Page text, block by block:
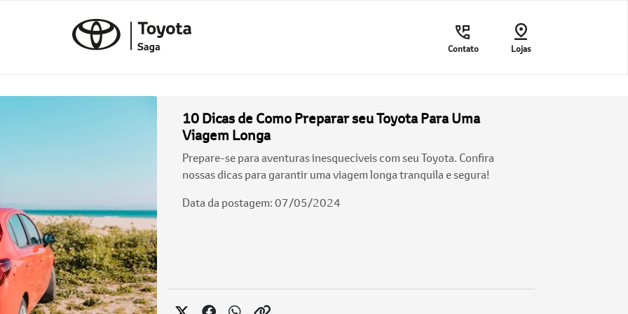
Contato Lojas
10 Dicas de Como Preparar seu Toyota Para Uma
Viagem Longa
Prepare-se para aventuras inesquecíveis com seu Toyota. Confira
nossas dicas para garantir uma viagem longa tranquila e segura!
Data da postagem: 07/05/2024